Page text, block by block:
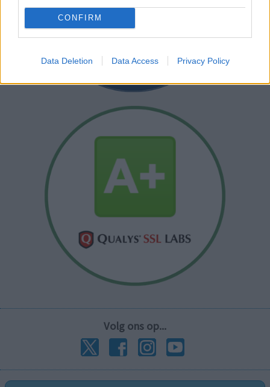
CONFIRM
Data Deletion Data Access Privacy Policy
Volg ons op...